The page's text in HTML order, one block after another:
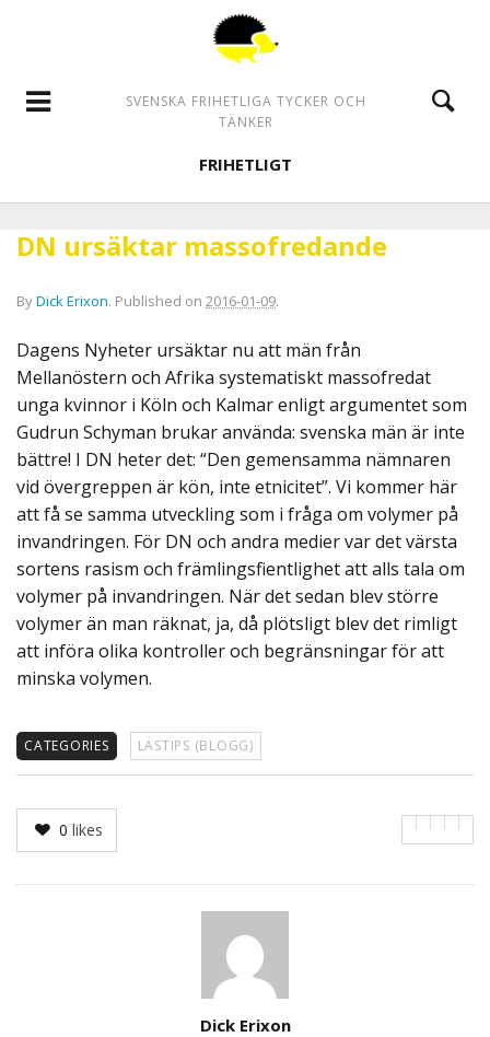
SVENSKA FRIHETLIGA TYCKER OCH
TÄNKER
FRIHETLIGT
DN ursäktar massofredande
ByDick Erixon. Published on 2016-01-09.
Dagens Nyheter ursäktar nu att män från
Mellanöstern och Afrika systematiskt massofredat
unga kvinnor i Köln och Kalmar enligt argumentet som
Gudrun Schyman brukar använda: svenska män är inte
bättre! I DN heter det: “Den gemensamma nämnaren
vid övergreppen är kön, inte etnicitet”. Vi kommer här
att få se samma utveckling som i fråga om volymer på
invandringen. För DN och andra medier var det värsta
sortens rasism och främlingsfientlighet att alls tala om
volymer på invandringen. När det sedan blev större
volymer än man räknat, ja, då plötsligt blev det rimligt
att införa olika kontroller och begränsningar för att
minska volymen.
CATEGORIES LÄSTIPS (BLOGG)
0 likes
Dick Erixon